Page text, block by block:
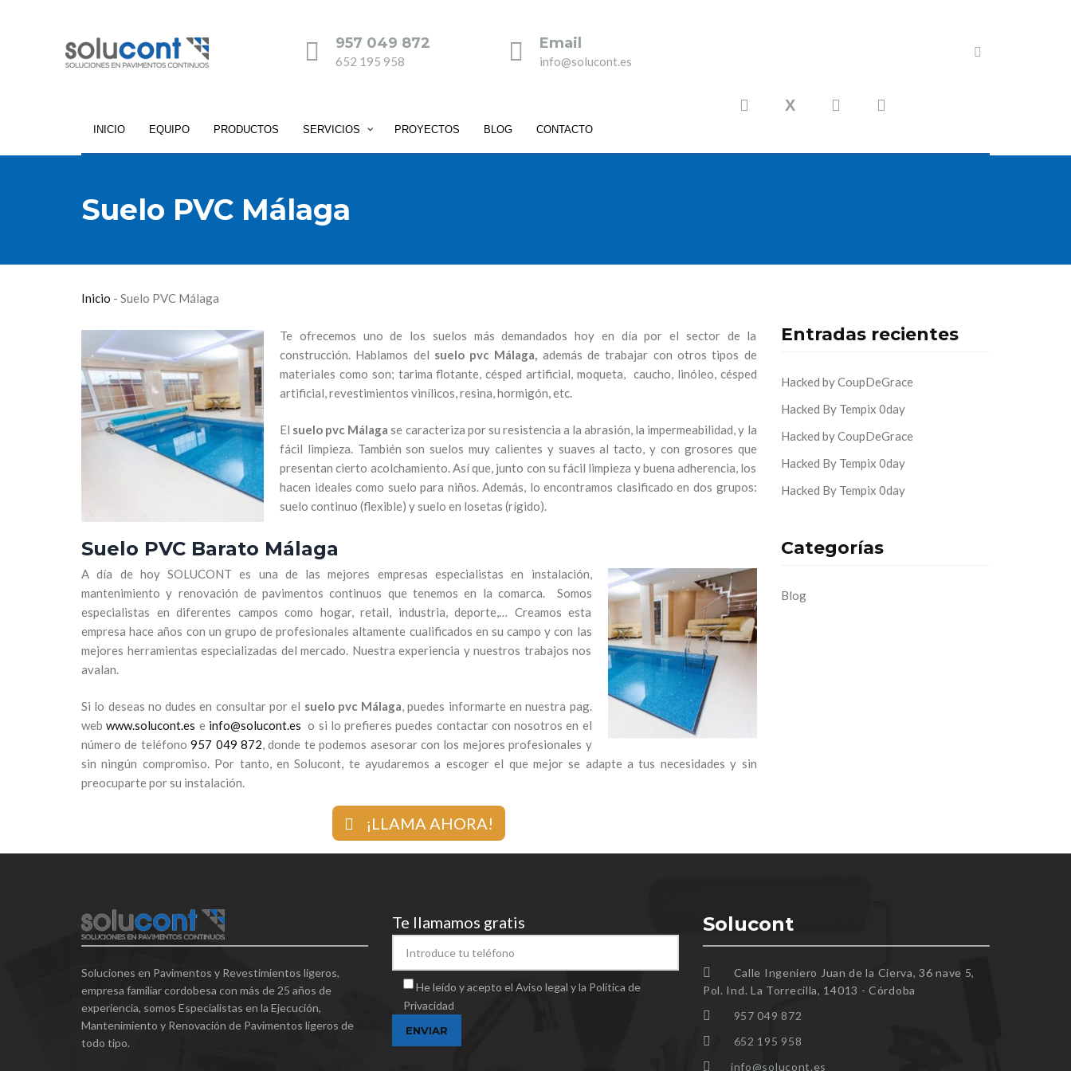
957 049 872
652 195 958
Email
info@solucont.es
INICIO EQUIPO PRODUCTOS SERVICIOS PROYECTOS BLOG CONTACTO
Suelo PVC Málaga
Inicio - Suelo PVC Málaga
Te ofrecemos uno de los suelos más demandados hoy en día por el sector de la
construcción. Hablamos del suelo pvc Málaga,
además de trabajar con otros tipos de
materiales como son; tarima flotante, césped artificial, moqueta, caucho, linóleo, césped
artificial, revestimientos vinílicos, resina, hormigón, etc.
El suelo pvc Málaga se caracteriza por su resistencia a la abrasión, la impermeabilidad, y la
fácil limpieza. También son suelos muy calientes y suaves al tacto, y con grosores que
presentan cierto acolchamiento. Así que, junto con su fácil limpieza y buena adherencia, los
hacen ideales como suelo para niños. Además, lo encontramos clasificado en dos grupos:
suelo continuo (flexible) y suelo en losetas (rígido).
Suelo PVC Barato Málaga
A día de hoy SOLUCONT es una de las mejores empresas especialistas en instalación,
mantenimiento y renovación de pavimentos continuos que tenemos en la comarca. Somos
especialistas en diferentes campos como hogar, retail, industria, deporte,… Creamos esta
empresa hace años con un grupo de profesionales altamente cualificados en su campo y con las
mejores herramientas especializadas del mercado. Nuestra experiencia y nuestros trabajos nos
avalan.
Si lo deseas no dudes en consultar por el suelo pvc Málaga, puedes informarte en nuestra pag.
webwww.solucont.es e info@solucont.es o si lo prefieres puedes contactar con nosotros en el
número de teléfono957 049 872, donde te podemos asesorar con los mejores profesionales y
sin ningún compromiso. Por tanto, en Solucont, te ayudaremos a escoger el que mejor se adapte a tus necesidades y sin
preocuparte por su instalación.
¡LLAMA AHORA!
Entradas recientes
Hacked by CoupDeGrace
Hacked By Tempix 0day
Hacked by CoupDeGrace
Hacked By Tempix 0day
Hacked By Tempix 0day
Categorías
Blog
Soluciones en Pavimentos y Revestimientos ligeros,
empresa familiar cordobesa con más de 25 años de
experiencia, somos Especialistas en la Ejecución,
Mantenimiento y Renovación de Pavimentos ligeros de
todo tipo.
Te llamamos gratis
He leído y acepto el Aviso legal y la Política de
Privacidad
Solucont
Calle Ingeniero Juan de la Cierva, 36 nave 5,
Pol. Ind. La Torrecilla, 14013 - Córdoba
957 049 872
652 195 958
info@solucont.es